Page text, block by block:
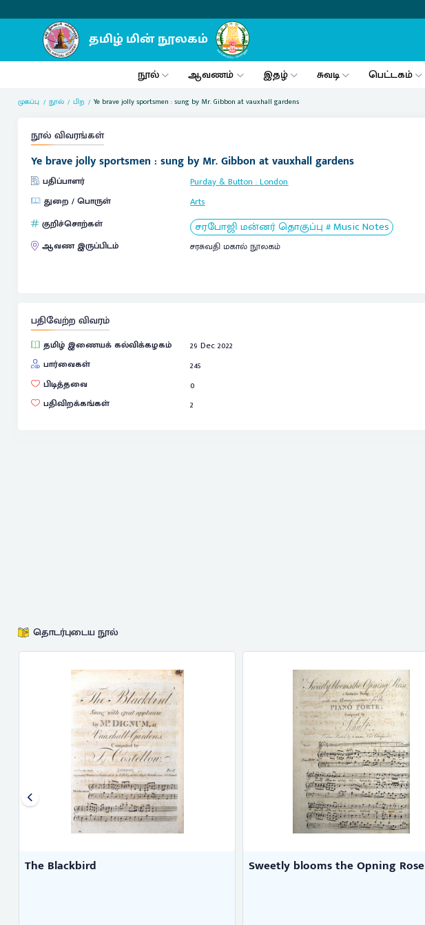
நூல் ஆவணம் இதழ் சுவடி பெட்டகம்
முகப்பு நூல் பிற Ye brave jolly sportsmen : sung by Mr. Gibbon at vauxhall gardens
நூல் விவரங்கள்
Ye brave jolly sportsmen : sung by Mr. Gibbon at vauxhall gardens
பதிப்பாளர் Purday & Button:London
துறை / பொருள்
Arts
குறிச்சொற்கள்
சரபோஜி மன்னர் தொகுப்பு # Music Notes
ஆவண இருப்பிடம் சரசுவதி மகால் நூலகம்
பதிவேற்ற விவரம்
தமிழ் இணையக் கல்விக்கழகம்
29 Dec 2022
பார்வைகள்
245
பிடித்தவை
0
பதிவிறக்கங்கள்
2
தொடர்புடைய நூல்
The Blackbird Sweetly blooms the Opning Rose